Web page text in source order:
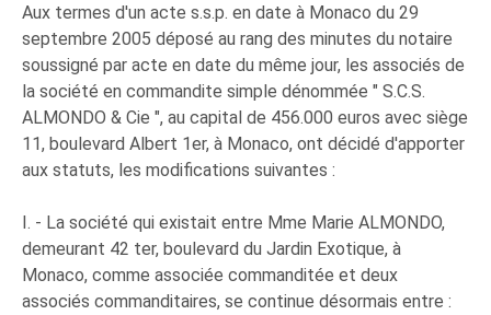
Aux termes d'un acte s.s.p. en date à Monaco du 29
septembre 2005 déposé au rang des minutes du notaire
soussigné par acte en date du même jour, les associés de
la société en commandite simple dénommée " S.C.S.
ALMONDO & Cie ", au capital de 456.000 euros avec siège
11, boulevard Albert 1er, à Monaco, ont décidé d'apporter
aux statuts, les modifications suivantes :
I. - La société qui existait entre Mme Marie ALMONDO,
demeurant 42 ter, boulevard du Jardin Exotique, à
Monaco, comme associée commanditée et deux
associés commanditaires, se continue désormais entre :